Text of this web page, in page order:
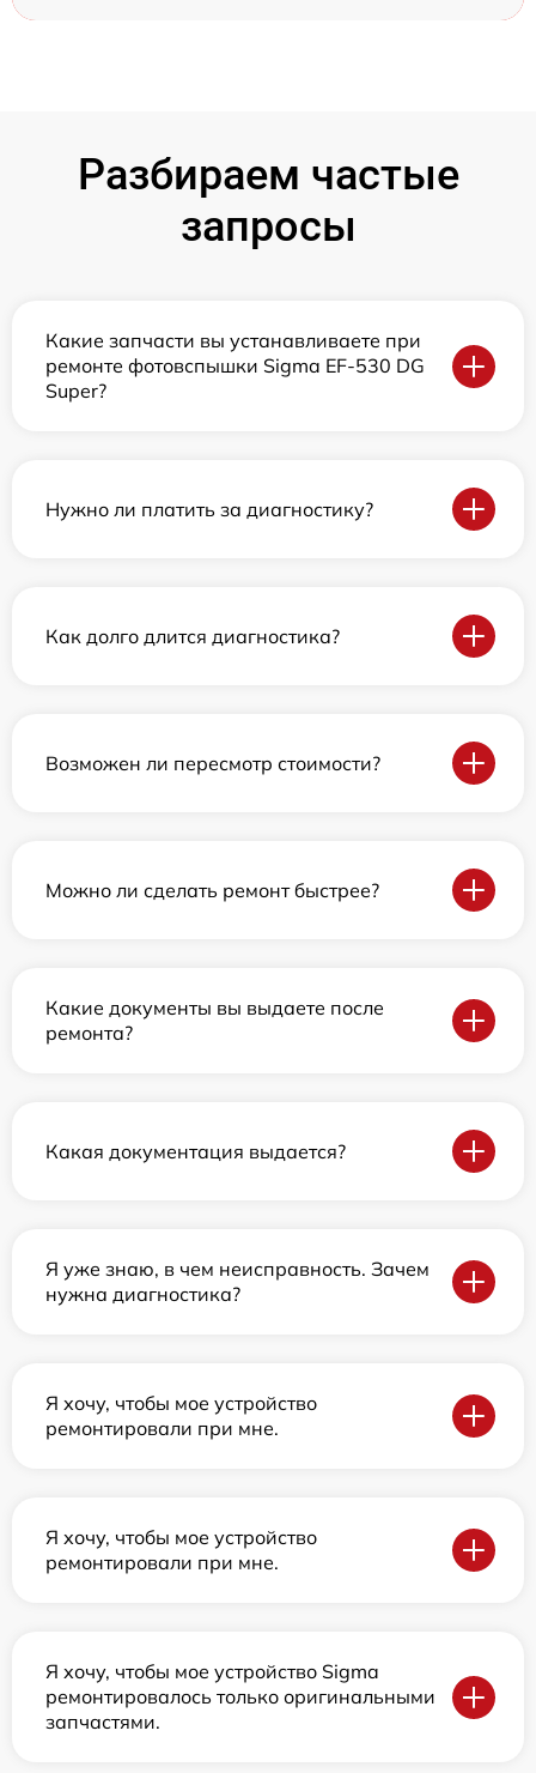
Разбираем частые
запросы
Какие запчасти вы устанавливаете при
ремонте фотовспышки Sigma EF-530 DG
Super?
Нужно ли платить за диагностику?
Как долго длится диагностика?
Возможен ли пересмотр стоимости?
Можно ли сделать ремонт быстрее?
Какие документы вы выдаете после
ремонта?
Какая документация выдается?
Я уже знаю, в чем неисправность. Зачем
нужна диагностика?
Я хочу, чтобы мое устройство
ремонтировали при мне.
Я хочу, чтобы мое устройство
ремонтировали при мне.
Я хочу, чтобы мое устройство Sigma
ремонтировалось только оригинальными
запчастями.